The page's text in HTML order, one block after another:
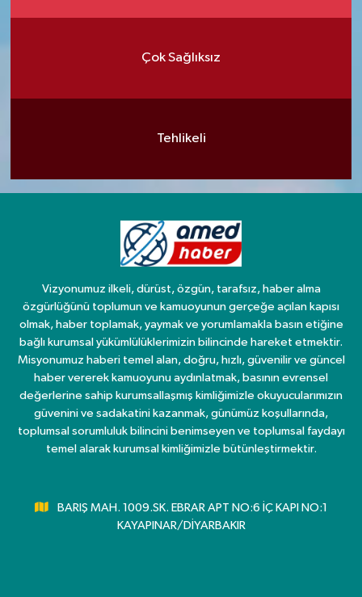
Çok Sağlıksız
Tehlikeli
Vizyonumuz ilkeli, dürüst, özgün, tarafsız, haber alma
özgürlüğünü toplumun ve kamuoyunun gerçeğe açılan kapısı
olmak, haber toplamak, yaymak ve yorumlamakla basın etiğine
bağlı kurumsal yükümlülüklerimizin bilincinde hareket etmektir.
Misyonumuz haberi temel alan, doğru, hızlı, güvenilir ve güncel
haber vererek kamuoyunu aydınlatmak, basının evrensel
değerlerine sahip kurumsallaşmış kimliğimizle okuyucularımızın
güvenini ve sadakatini kazanmak, günümüz koşullarında,
toplumsal sorumluluk bilincini benimseyen ve toplumsal faydayı
temel alarak kurumsal kimliğimizle bütünleştirmektir.
BARIŞ MAH. 1009.SK. EBRAR APT NO:6 İÇ KAPI NO:1
KAYAPINAR/DİYARBAKIR